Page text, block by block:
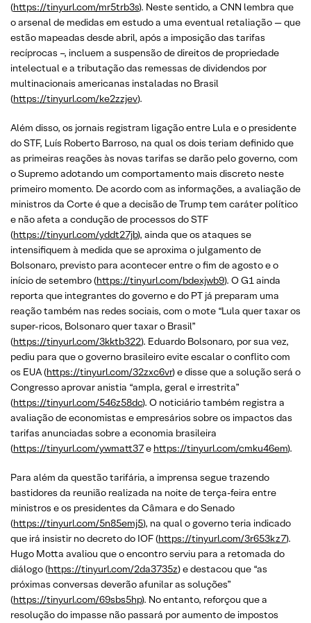
(https://tinyurl.com/mr5trb3s). Neste sentido, a CNN lembra que
o arsenal de medidas em estudo a uma eventual retaliação — que
estão mapeadas desde abril, após a imposição das tarifas
recíprocas –, incluem a suspensão de direitos de propriedade
intelectual e a tributação das remessas de dividendos por
multinacionais americanas instaladas no Brasil
(https://tinyurl.com/ke2zzjev).
Além disso, os jornais registram ligação entre Lula e o presidente
do STF, Luís Roberto Barroso, na qual os dois teriam definido que
as primeiras reações às novas tarifas se darão pelo governo, com
o Supremo adotando um comportamento mais discreto neste
primeiro momento. De acordo com as informações, a avaliação de
ministros da Corte é que a decisão de Trump tem caráter político
e não afeta a condução de processos do STF
(https://tinyurl.com/yddt27jb), ainda que os ataques se
intensifiquem à medida que se aproxima o julgamento de
Bolsonaro, previsto para acontecer entre o fim de agosto e o
início de setembro (https://tinyurl.com/bdexjwb9). O G1 ainda
reporta que integrantes do governo e do PT já preparam uma
reação também nas redes sociais, com o mote “Lula quer taxar os
super-ricos, Bolsonaro quer taxar o Brasil”
(https://tinyurl.com/3kktb322). Eduardo Bolsonaro, por sua vez,
pediu para que o governo brasileiro evite escalar o conflito com
os EUA (https://tinyurl.com/32zxc6vr) e disse que a solução será o
Congresso aprovar anistia “ampla, geral e irrestrita”
(https://tinyurl.com/546z58dc). O noticiário também registra a
avaliação de economistas e empresários sobre os impactos das
tarifas anunciadas sobre a economia brasileira
(https://tinyurl.com/ywmatt37e https://tinyurl.com/cmku46em).
Para além da questão tarifária, a imprensa segue trazendo
bastidores da reunião realizada na noite de terça-feira entre
ministros e os presidentes da Câmara e do Senado
(https://tinyurl.com/5n85emj5), na qual o governo teria indicado
que irá insistir no decreto do IOF (https://tinyurl.com/3r653kz7).
Hugo Motta avaliou que o encontro serviu para a retomada do
diálogo (https://tinyurl.com/2da3735z) e destacou que “as
próximas conversas deverão afunilar as soluções”
(https://tinyurl.com/69sbs5hp). No entanto, reforçou que a
resolução do impasse não passará por aumento de impostos